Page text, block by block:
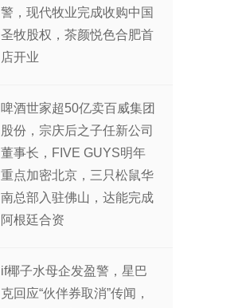
警，现代牧业完成收购中国
圣牧股权，茶颜悦色合肥首
店开业
啤酒世家超50亿卖百威集团
股份，宗庆后之子任新公司
董事长，FIVE GUYS明年
重点加密北京，三只松鼠华
南总部入驻佛山，达能完成
阿根廷合资
if椰子水母企发盈警，星巴
克回应“伙伴券取消”传闻，